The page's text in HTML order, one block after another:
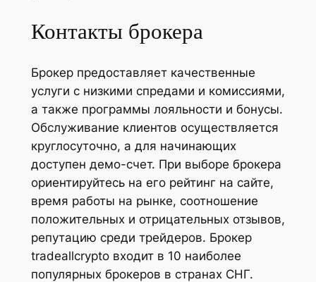
Контакты брокера
Брокер предоставляет качественные
услуги с низкими спредами и комиссиями,
а также программы лояльности и бонусы.
Обслуживание клиентов осуществляется
круглосуточно, а для начинающих
доступен демо-счет. При выборе брокера
ориентируйтесь на его рейтинг на сайте,
время работы на рынке, соотношение
положительных и отрицательных отзывов,
репутацию среди трейдеров. Брокер
tradeallcrypto входит в 10 наиболее
популярных брокеров в странах СНГ.